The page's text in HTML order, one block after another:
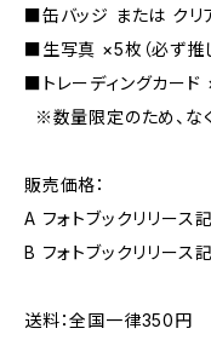
■缶バッジ または クリ
■生写真 ×5枚（必ず推
■トレーディングカード
※数量限定のため、な
販売価格：
A フォトブックリリース
B フォトブックリリース
送料：全国一律350円